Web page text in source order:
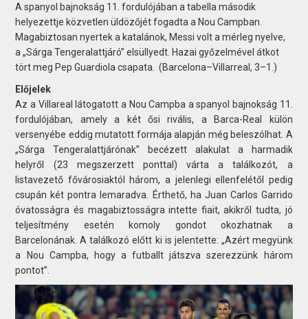
A spanyol bajnokság 11. fordulójában a tabella második
helyezettje közvetlen üldözőjét fogadta a Nou Campban.
Magabiztosan nyertek a katalánok, Messi volt a mérleg nyelve,
a „Sárga Tengeralattjáró” elsüllyedt. Hazai győzelmével átkot
tört meg Pep Guardiola csapata. (Barcelona–Villarreal, 3–1.)
Előjelek
Az a Villareal látogatott a Nou Campba a spanyol bajnokság 11.
fordulójában, amely a két ősi rivális, a Barca-Real külön
versenyébe eddig mutatott formája alapján még beleszólhat. A
„Sárga Tengeralattjárónak” becézett alakulat a harmadik
helyről (23 megszerzett ponttal) várta a találkozót, a
listavezető fővárosiaktól három, a jelenlegi ellenfelétől pedig
csupán két pontra lemaradva. Érthető, ha Juan Carlos Garrido
óvatosságra és magabiztosságra intette fiait, akikről tudta, jó
teljesítmény esetén komoly gondot okozhatnak a
Barcelonának. A találkozó előtt ki is jelentette: „Azért megyünk
a Nou Campba, hogy a futballt játszva szerezzünk három
pontot”.